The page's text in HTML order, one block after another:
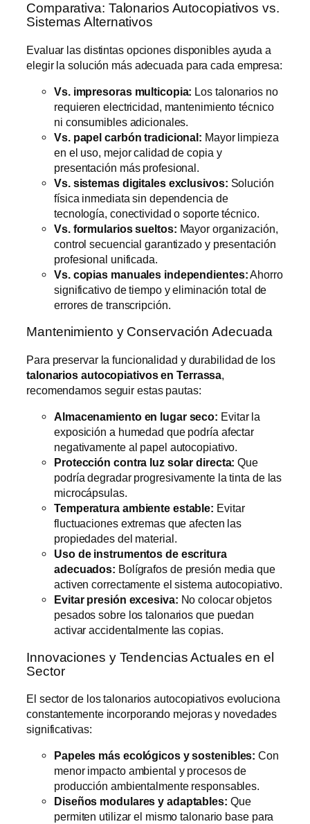
Comparativa: Talonarios Autocopiativos vs.
Sistemas Alternativos
Evaluar las distintas opciones disponibles ayuda a
elegir la solución más adecuada para cada empresa:
Vs. impresoras multicopia: Los talonarios no
requieren electricidad, mantenimiento técnico
ni consumibles adicionales.
Vs. papel carbón tradicional: Mayor limpieza
en el uso, mejor calidad de copia y
presentación más profesional.
Vs. sistemas digitales exclusivos: Solución
física inmediata sin dependencia de
tecnología, conectividad o soporte técnico.
Vs. formularios sueltos: Mayor organización,
control secuencial garantizado y presentación
profesional unificada.
Vs. copias manuales independientes:Ahorro
significativo de tiempo y eliminación total de
errores de transcripción.
Mantenimiento y Conservación Adecuada
Para preservar la funcionalidad y durabilidad de los
talonarios autocopiativos en Terrassa,
recomendamos seguir estas pautas:
Almacenamiento en lugar seco: Evitar la
exposición a humedad que podría afectar
negativamente al papel autocopiativo.
Protección contra luz solar directa: Que
podría degradar progresivamente la tinta de las
microcápsulas.
Temperatura ambiente estable: Evitar
fluctuaciones extremas que afecten las
propiedades del material.
Uso de instrumentos de escritura
adecuados: Bolígrafos de presión media que
activen correctamente el sistema autocopiativo.
Evitar presión excesiva: No colocar objetos
pesados sobre los talonarios que puedan
activar accidentalmente las copias.
Innovaciones y Tendencias Actuales en el
Sector
El sector de los talonarios autocopiativos evoluciona
constantemente incorporando mejoras y novedades
significativas:
Papeles más ecológicos y sostenibles: Con
menor impacto ambiental y procesos de
producción ambientalmente responsables.
Diseños modulares y adaptables: Que
permiten utilizar el mismo talonario base para